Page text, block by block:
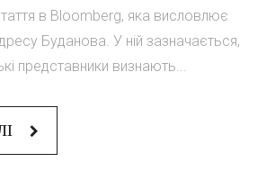
в Bloomberg, яка висловлює
Буданова. У ній зазначається,
представники визнають...